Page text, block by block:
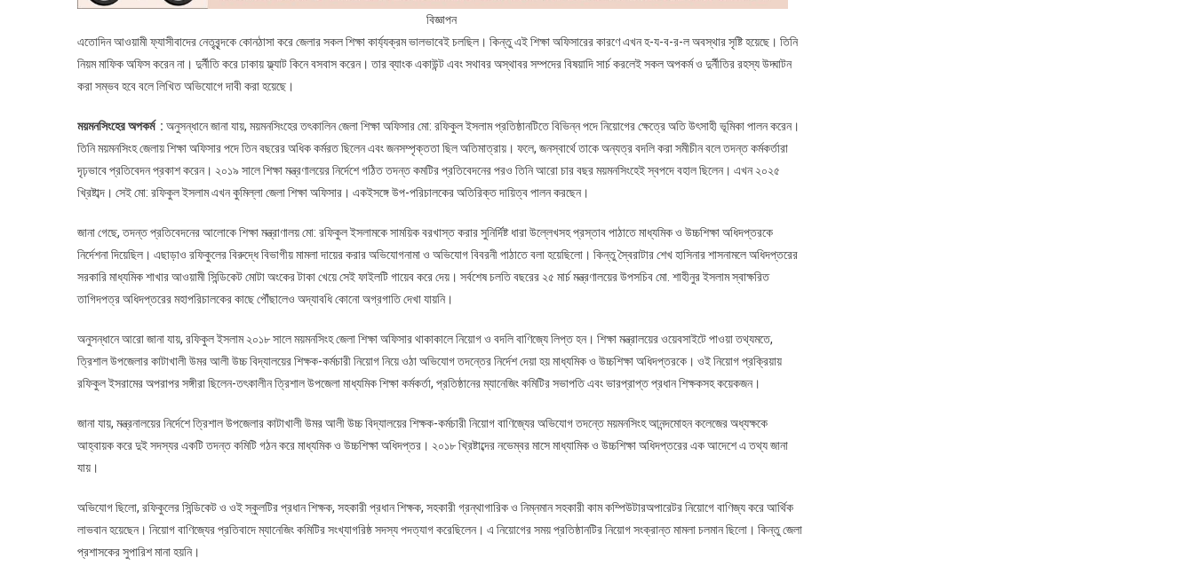
বিজ্ঞাপন
এতোদিন আওয়ামী ফ্যাসীবাদের নেতৃবৃন্দকে কোনঠাসা করে জেলার সকল শিক্ষা কার্য্যক্রম ভালভাবেই চলছিল। কিন্তু এই শিক্ষা অফিসারের কারণে এখন হ-য-ব-র-ল অবস্থার সৃষ্টি হয়েছে। তিনি
নিয়ম মাফিক অফিস করেন না। দুর্নীতি করে ঢাকায় ফ্ল্যাট কিনে বসবাস করেন। তার ব্যাংক একাউন্ট এবং সথাবর অস্থাবর সম্পদের বিষয়াদি সার্চ করলেই সকল অপকর্ম ও দুর্নীতির রহস্য উদ্ঘাটন
করা সম্ভব হবে বলে লিখিত অভিযোগে দাবী করা হয়েছে।
ময়মনসিংহের অপকর্ম : অনুসন্ধানে জানা যায়, ময়মনসিংহের তৎকালিন জেলা শিক্ষা অফিসার মো: রফিকুল ইসলাম প্রতিষ্ঠানটিতে বিভিন্ন পদে নিয়োগের ক্ষেত্রে অতি উৎসাহী ভূমিকা পালন করেন।
তিনি ময়মনসিংহ জেলায় শিক্ষা অফিসার পদে তিন বছরের অধিক কর্মরত ছিলেন এবং জনসম্পৃক্ততা ছিল অতিমাত্রায়। ফলে, জনস্বার্থে তাকে অন্যত্র বদলি করা সমীচীন বলে তদন্ত কর্মকর্তারা
দৃঢ়ভাবে প্রতিবেদন প্রকাশ করেন। ২০১৯ সালে শিক্ষা মন্ত্রণালয়ের নির্দেশে গঠিত তদন্ত কমটির প্রতিবেদনের পরও তিনি আরো চার বছর ময়মনসিংহেই স্বপদে বহাল ছিলেন। এখন ২০২৫
খ্রিষ্টাব্দ। সেই মো: রফিকুল ইসলাম এখন কুমিল্লা জেলা শিক্ষা অফিসার। একইসঙ্গে উপ-পরিচালকের অতিরিক্ত দায়িত্ব পালন করছেন।
জানা গেছে, তদন্ত প্রতিবেদনের আলোকে শিক্ষা মন্ত্রাণালয় মো: রফিকুল ইসলামকে সাময়িক বরখাস্ত করার সুনির্দিষ্ট ধারা উল্লেখসহ প্রস্তাব পাঠাতে মাধ্যমিক ও উচ্চশিক্ষা অধিদপ্তরকে
নির্দেশনা দিয়েছিল। এছাড়াও রফিকুলের বিরুদ্ধে বিভাগীয় মামলা দায়ের করার অভিযোগনামা ও অভিযোগ বিবরনী পাঠাতে বলা হয়েছিলো। কিন্তু স্বৈরাটার শেখ হাসিনার শাসনামলে অধিদপ্তরের
সরকারি মাধ্যমিক শাখার আওয়ামী সিন্ডিকেট মোটা অংকের টাকা খেয়ে সেই ফাইলটি গায়েব করে দেয়। সর্বশেষ চলতি বছরের ২৫ মার্চ মন্ত্রণালয়ের উপসচিব মো. শাহীনুর ইসলাম স্বাক্ষরিত
তাগিদপত্র অধিদপ্তরের মহাপরিচালকের কাছে পৌঁছালেও অদ্যাবধি কোনো অগ্রগাতি দেখা যায়নি।
অনুসন্ধানে আরো জানা যায়, রফিকুল ইসলাম ২০১৮ সালে ময়মনসিংহ জেলা শিক্ষা অফিসার থাকাকালে নিয়োগ ও বদলি বাণিজ্যে লিপ্ত হন। শিক্ষা মন্ত্রালয়ের ওয়েবসাইটে পাওয়া তথ্যমতে,
ত্রিশাল উপজেলার কাটাখালী উমর আলী উচ্চ বিদ্যালয়ের শিক্ষক-কর্মচারী নিয়োগ নিয়ে ওঠা অভিযোগ তদন্তের নির্দেশ দেয়া হয় মাধ্যমিক ও উচ্চশিক্ষা অধিদপ্তরকে। ওই নিয়োগ প্রক্রিয়ায়
রফিকুল ইসরামের অপরাপর সঙ্গীরা ছিলেন-তৎকালীন ত্রিশাল উপজেলা মাধ্যমিক শিক্ষা কর্মকর্তা, প্রতিষ্ঠানের ম্যানেজিং কমিটির সভাপতি এবং ভারপ্রাপ্ত প্রধান শিক্ষকসহ কয়েকজন।
জানা যায়, মন্ত্রনালয়ের নির্দেশে ত্রিশাল উপজেলার কাটাখালী উমর আলী উচ্চ বিদ্যালয়ের শিক্ষক-কর্মচারী নিয়োগ বাণিজ্যের অভিযোগ তদন্তে ময়মনসিংহ আনন্দমোহন কলেজের অধ্যক্ষকে
আহ্বায়ক করে দুই সদস্যর একটি তদন্ত কমিটি গঠন করে মাধ্যমিক ও উচ্চশিক্ষা অধিদপ্তর। ২০১৮ খ্রিষ্টাব্দের নভেম্বর মাসে মাধ্যামিক ও উচ্চশিক্ষা অধিদপ্তরের এক আদেশে এ তথ্য জানা
যায়।
অভিযোগ ছিলো, রফিকুলের সিন্ডিকেট ও ওই স্কুলটির প্রধান শিক্ষক, সহকারী প্রধান শিক্ষক, সহকারী গ্রন্থাগারিক ও নিম্নমান সহকারী কাম কম্পিউটারঅপারেটর নিয়োগে বাণিজ্য করে আর্থিক
লাভবান হয়েছেন। নিয়োগ বাণিজ্যের প্রতিবাদে ম্যানেজিং কমিটির সংখ্যাগরিষ্ঠ সদস্য পদত্যাগ করেছিলেন। এ নিয়োগের সময় প্রতিষ্ঠানটির নিয়োগ সংক্রান্ত মামলা চলমান ছিলো। কিন্তু জেলা
প্রশাসকের সুপারিশ মানা হয়নি।